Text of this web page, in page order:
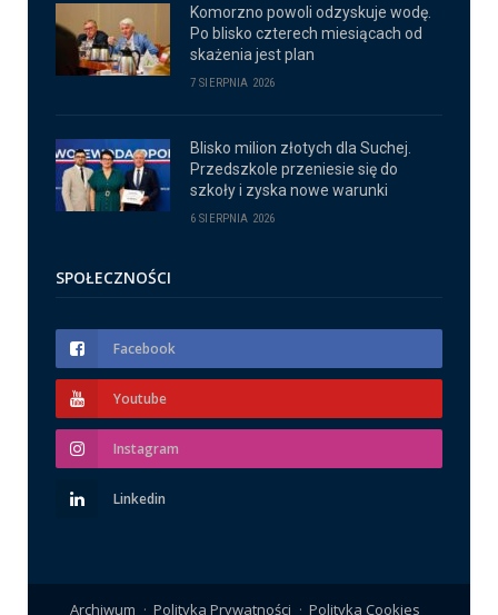
Komorzno powoli odzyskuje wodę.
Po blisko czterech miesiącach od
skażenia jest plan
7 SIERPNIA 2026
Blisko milion złotych dla Suchej.
Przedszkole przeniesie się do
szkoły i zyska nowe warunki
6 SIERPNIA 2026
SPOŁECZNOŚCI
Facebook
Youtube
Instagram
Linkedin
Archiwum Polityka Prywatności Polityka Cookies